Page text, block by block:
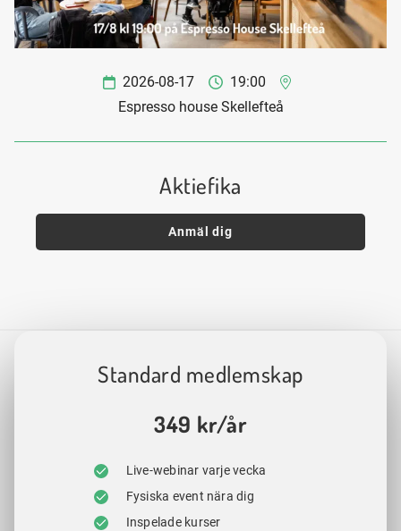
2026-08-17
19:00
Espresso house Skellefteå
Aktiefika
Anmäl dig
Standard medlemskap
349 kr/år
Live-webinar varje vecka
Fysiska event nära dig
Inspelade kurser